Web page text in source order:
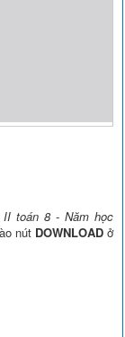
toán 8 - Năm học
nút DOWNLOADở